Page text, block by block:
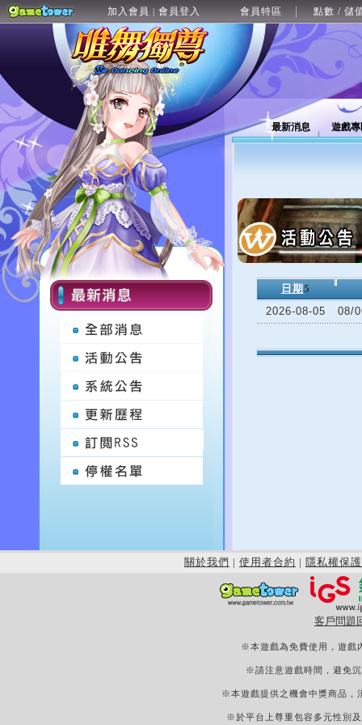
加入會員 | 會員登入 會員特區 點數 / 儲
最新消息 遊戲
日期 5
2026-08-05
08/
關於我們 | 使用者合約 | 隱私權保護
客戶問題
※本遊戲為免費使用，遊戲
※請注意遊戲時間，避免
※本遊戲提供之機會中獎商品，
※於平台上尊重包容多元性別